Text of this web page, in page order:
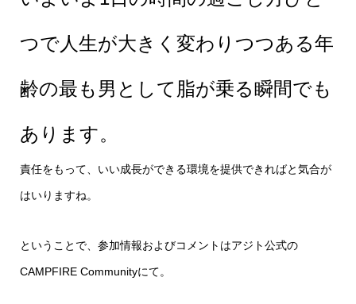
つで人生が大きく変わりつつある年
齢の最も男として脂が乗る瞬間でも
あります。
責任をもって、いい成長ができる環境を提供できればと気合が
はいりますね。
ということで、参加情報およびコメントはアジト公式の
CAMPFIRE Communityにて。